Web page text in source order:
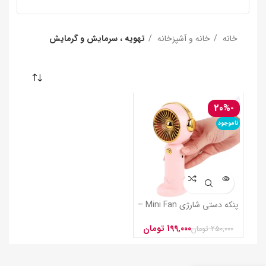
خانه خانه و آشپزخانه تهویه ، سرمایش و گرمایش
-20%
ناموجود
پنکه دستی شارژی Mini Fan –
250,000 تومان199,000 تومان